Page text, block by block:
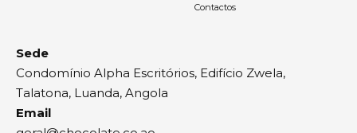
Contactos
Sede
Condomínio Alpha Escritórios, Edifício Zwela,
Talatona, Luanda, Angola
Email